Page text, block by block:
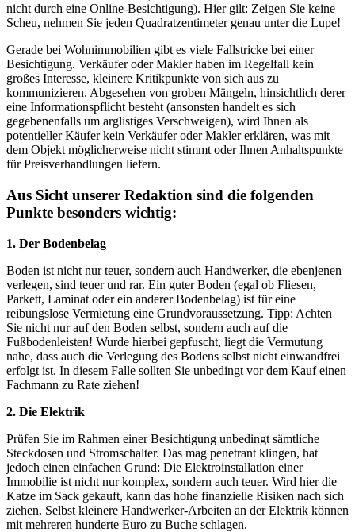
nicht durch eine Online-Besichtigung). Hier gilt: Zeigen Sie keine
Scheu, nehmen Sie jeden Quadratzentimeter genau unter die Lupe!
Gerade bei Wohnimmobilien gibt es viele Fallstricke bei einer
Besichtigung. Verkäufer oder Makler haben im Regelfall kein
großes Interesse, kleinere Kritikpunkte von sich aus zu
kommunizieren. Abgesehen von groben Mängeln, hinsichtlich derer
eine Informationspflicht besteht (ansonsten handelt es sich
gegebenenfalls um arglistiges Verschweigen), wird Ihnen als
potentieller Käufer kein Verkäufer oder Makler erklären, was mit
dem Objekt möglicherweise nicht stimmt oder Ihnen Anhaltspunkte
für Preisverhandlungen liefern.
Aus Sicht unserer Redaktion sind die folgenden
Punkte besonders wichtig:
1. Der Bodenbelag
Boden ist nicht nur teuer, sondern auch Handwerker, die ebenjenen
verlegen, sind teuer und rar. Ein guter Boden (egal ob Fliesen,
Parkett, Laminat oder ein anderer Bodenbelag) ist für eine
reibungslose Vermietung eine Grundvoraussetzung. Tipp: Achten
Sie nicht nur auf den Boden selbst, sondern auch auf die
Fußbodenleisten! Wurde hierbei gepfuscht, liegt die Vermutung
nahe, dass auch die Verlegung des Bodens selbst nicht einwandfrei
erfolgt ist. In diesem Falle sollten Sie unbedingt vor dem Kauf einen
Fachmann zu Rate ziehen!
2. Die Elektrik
Prüfen Sie im Rahmen einer Besichtigung unbedingt sämtliche
Steckdosen und Stromschalter. Das mag penetrant klingen, hat
jedoch einen einfachen Grund: Die Elektroinstallation einer
Immobilie ist nicht nur komplex, sondern auch teuer. Wird hier die
Katze im Sack gekauft, kann das hohe finanzielle Risiken nach sich
ziehen. Selbst kleinere Handwerker-Arbeiten an der Elektrik können
mit mehreren hunderte Euro zu Buche schlagen.